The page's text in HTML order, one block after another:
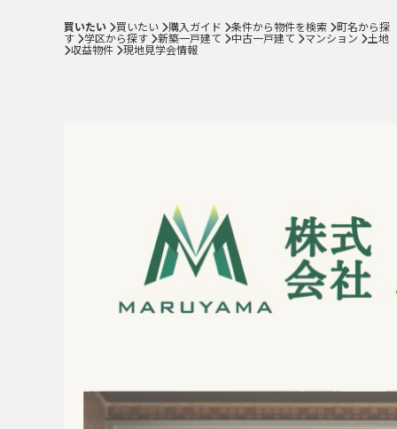
買いたい 買いたい 購入ガイド 条件から物件を検索 町名から探
す 学区から探す 新築一戸建て 中古一戸建て マンション 土地
収益物件 現地見学会情報